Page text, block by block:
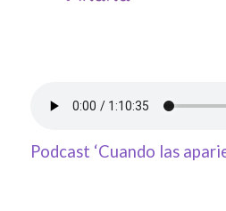
Podcast ‘Cuando las